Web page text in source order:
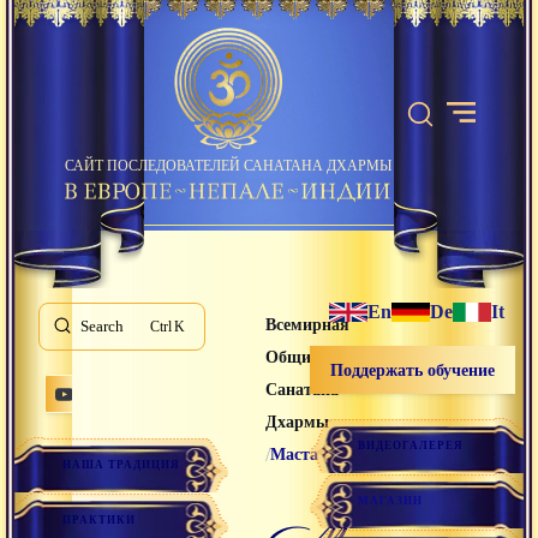
САЙТ ПОСЛЕДОВАТЕЛЕЙ САНАТАНА ДХАРМЫ
Search K
НАША ТРАДИЦИЯ
ПРАКТИКИ
Всемирная
Община
Санатана
Дхармы
/Маста
En De It
Поддержать обучение
ВИДЕОГАЛЕРЕЯ
МАГАЗИН